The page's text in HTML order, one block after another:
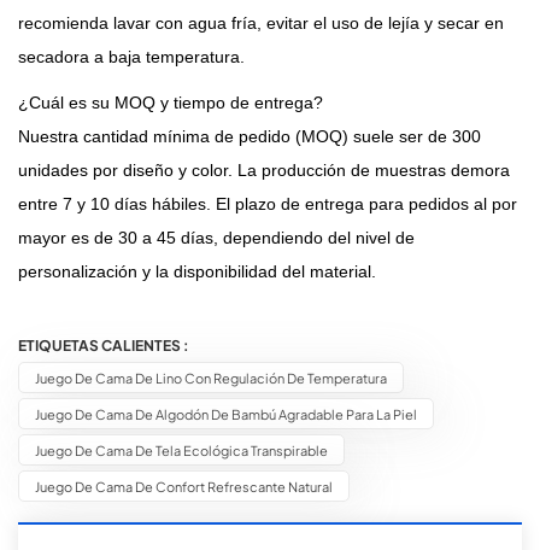
recomienda lavar con agua fría, evitar el uso de lejía y secar en
secadora a baja temperatura.
¿Cuál es su MOQ y tiempo de entrega?
Nuestra cantidad mínima de pedido (MOQ) suele ser de 300
unidades por diseño y color. La producción de muestras demora
entre 7 y 10 días hábiles. El plazo de entrega para pedidos al por
mayor es de 30 a 45 días, dependiendo del nivel de
personalización y la disponibilidad del material.
ETIQUETAS CALIENTES :
Juego De Cama De Lino Con Regulación De Temperatura
Juego De Cama De Algodón De Bambú Agradable Para La Piel
Juego De Cama De Tela Ecológica Transpirable
Juego De Cama De Confort Refrescante Natural